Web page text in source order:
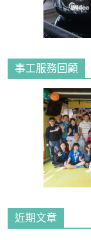
事工服務回顧
近期文章